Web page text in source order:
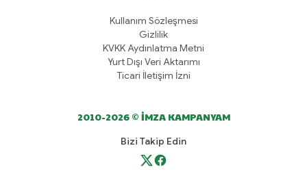
Kullanım Sözleşmesi
Gizlilik
KVKK Aydınlatma Metni
Yurt Dışı Veri Aktarımı
Ticari İletişim İzni
2010-2026 © İMZA KAMPANYAM
Bizi Takip Edin